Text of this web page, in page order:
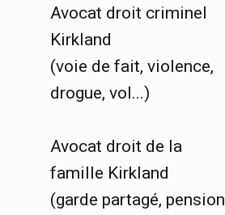
Avocat droit criminel
Kirkland
(voie de fait, violence,
drogue, vol...)
Avocat droit de la
famille Kirkland
(garde partagé, pension